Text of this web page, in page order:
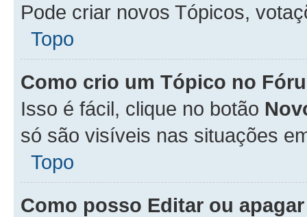
Pode criar novos Tópicos,
Topo
Como crio um Tópico no
Isso é fácil, clique no botão
só são visíveis nas situações
Topo
Como posso Editar ou